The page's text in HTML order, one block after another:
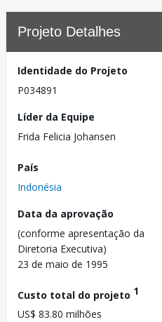
Projeto Detalhes
Identidade do Projeto
P034891
Líder da Equipe
Frida Felicia Johansen
País
Indonésia
Data da aprovação
(conforme apresentação da
Diretoria Executiva)
23 de maio de 1995
Custo total do projeto 1
US$ 83.80 milhões